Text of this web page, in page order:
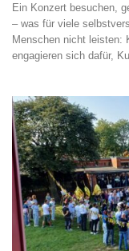
Ein Konzert besuchen,
– was für viele
Menschen nicht leisten:
engagieren sich dafür,